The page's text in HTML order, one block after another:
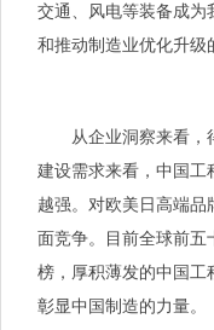
交通、风电等装备成为
和推动制造业优化升级
从企业洞察来看，
建设需求来看，中国工
越强。对欧美日高端品
面竞争。目前全球前五
榜，厚积薄发的中国工
彰显中国制造的力量。